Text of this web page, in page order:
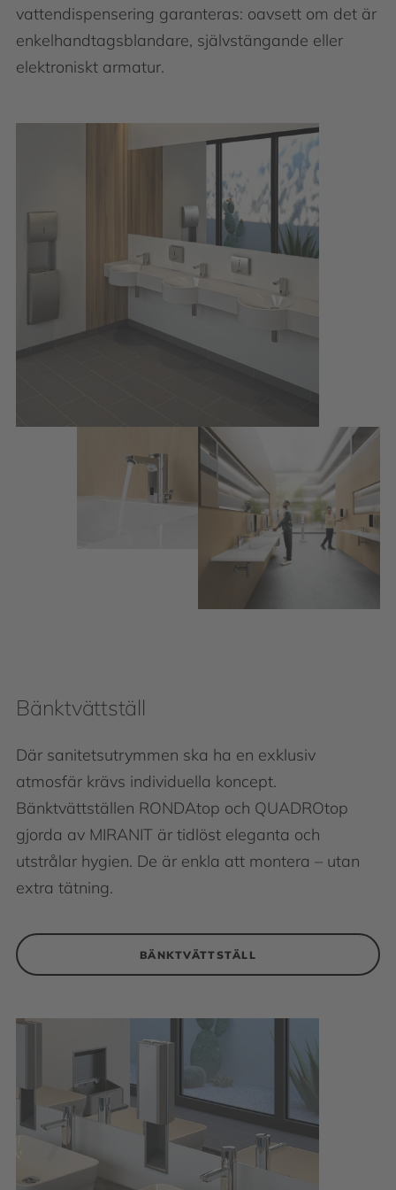
vattendispensering garanteras: oavsett om det är
enkelhandtagsblandare, självstängande eller
elektroniskt armatur.
Bänktvättställ
Där sanitetsutrymmen ska ha en exklusiv
atmosfär krävs individuella koncept.
Bänktvättställen RONDAtop och QUADROtop
gjorda av MIRANIT är tidlöst eleganta och
utstrålar hygien. De är enkla att montera – utan
extra tätning.
BÄNKTVÄTTSTÄLL